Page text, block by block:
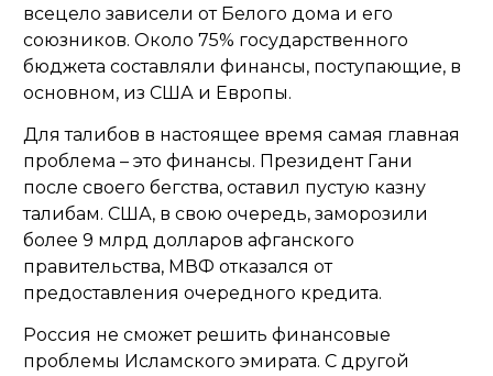
всецело зависели от Белого дома и его
союзников. Около 75% государственного
бюджета составляли финансы, поступающие, в
основном, из США и Европы.
Для талибов в настоящее время самая главная
проблема – это финансы. Президент Гани
после своего бегства, оставил пустую казну
талибам. США, в свою очередь, заморозили
более 9 млрд долларов афганского
правительства, МВФ отказался от
предоставления очередного кредита.
Россия не сможет решить финансовые
проблемы Исламского эмирата. С другой